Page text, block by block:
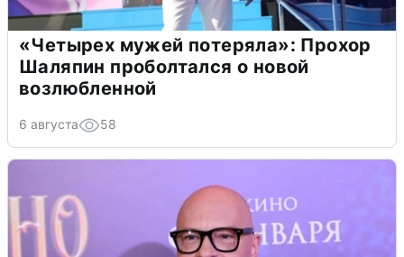
«Четырех мужей потеряла»: Прохор
Шаляпин проболтался о новой
возлюбленной
6 августа 58